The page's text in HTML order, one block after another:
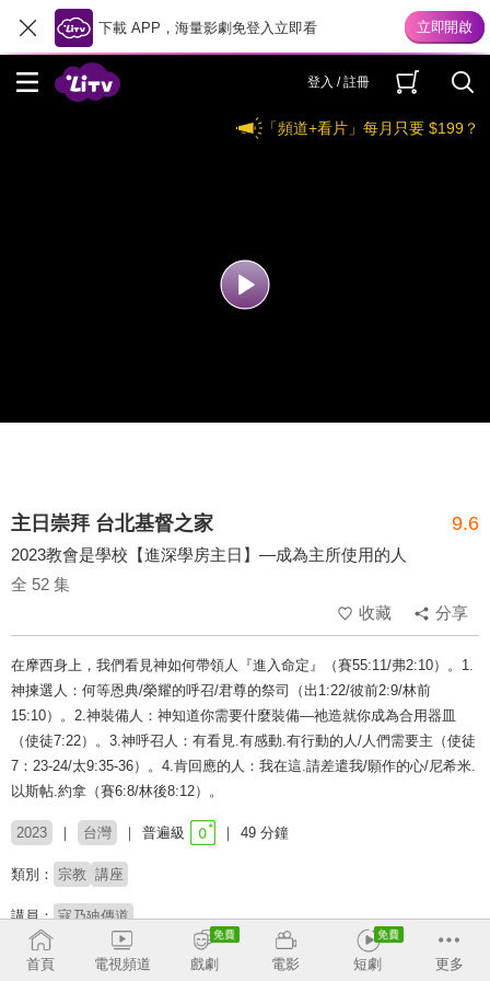
下載 APP，海量影劇免登入立即看
登入 / 註冊
「頻道+看片」每月只要 $199？
主日崇拜 台北基督之家 9.6
2023教會是學校【進深學房主日】—成為主所使用的人
全 52 集
收藏
分享
在摩西身上，我們看見神如何帶領人『進入命定』（賽55:11/弗2:10）。1.
神揀選人：何等恩典/榮耀的呼召/君尊的祭司（出1:22/彼前2:9/林前
15:10）。2.神裝備人：神知道你需要什麼裝備—祂造就你成為合用器皿
（使徒7:22）。3.神呼召人：有看見.有感動.有行動的人/人們需要主（使徒
7：23-24/太9:35-36）。4.肯回應的人：我在這.請差遣我/願作的心/尼希米.
以斯帖.約拿（賽6:8/林後8:12）。
2023 台灣 普遍級 49 分鐘
類別： 宗教 講座
講員： 寇乃廸傳道
首頁 電視頻道 戲劇 電影 短劇 更多